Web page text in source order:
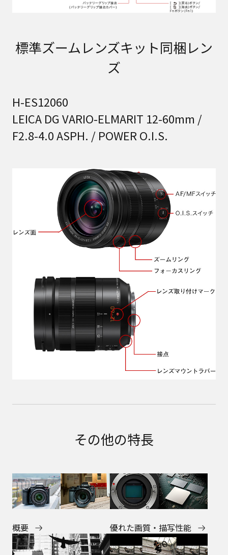
標準ズームレンズキット同梱レン
ズ
H-ES12060
LEICA DG VARIO-ELMARIT 12-60mm /
F2.8-4.0 ASPH. / POWER O.I.S.
その他の特長
概要 優れた画質・描写性能